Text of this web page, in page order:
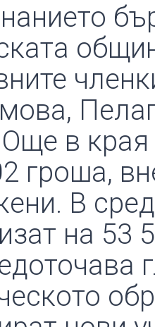
в края
гроша,
В
на 53